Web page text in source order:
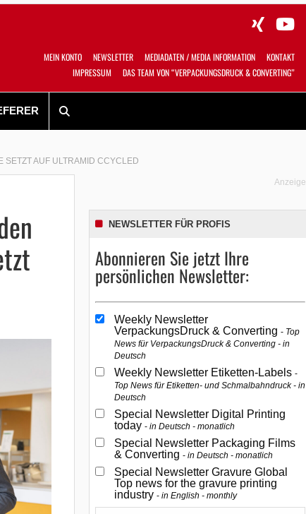
MEIN KONTO NEWSLETTER MEDIADATEN / MEDIA INFORMATION
KONTAKT
IMPRESSUM
DAS TEAM VON “VERPACKUNGSDRUCK & CONVERTING”
SETZT AUF ULTRAMID CCYCLED
Anzeige
NEWSLETTER FÜR PROFIS
Abonnieren Sie jetzt Ihre
persönlichen Newsletter:
Weekly Newsletter
VerpackungsDruck & Converting Top
News für VerpackungsDruck & Converting - in
Deutsch
Weekly Newsletter Etiketten-Labels
Top News für Etiketten- und Schmalbahndruck - in
Deutsch
Special Newsletter Digital Printing
today in Deutsch - monatlich
Special Newsletter Packaging Films
& Converting in Deutsch - monatlich
Special Newsletter Gravure Global
Top news for the gravure printing
industry in English - monthly